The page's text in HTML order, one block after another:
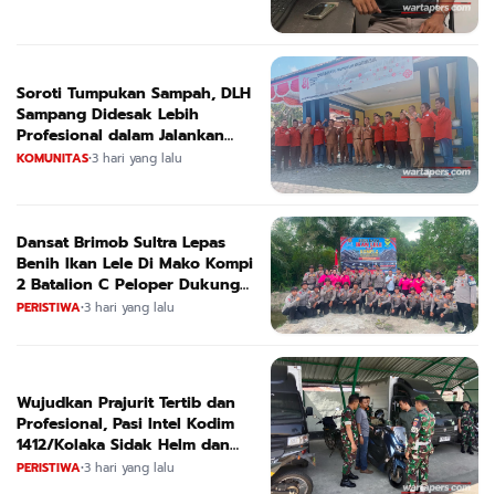
Soroti Tumpukan Sampah, DLH
Sampang Didesak Lebih
Profesional dalam Jalankan
Tugas
KOMUNITAS•3 hari yang lalu
Dansat Brimob Sultra Lepas
Benih Ikan Lele Di Mako Kompi
2 Batalion C Peloper Dukung
ketahanan Pangan Nasional
PERISTIWA•3 hari yang lalu
Wujudkan Prajurit Tertib dan
Profesional, Pasi Intel Kodim
1412/Kolaka Sidak Helm dan
Kendaraan
PERISTIWA•3 hari yang lalu